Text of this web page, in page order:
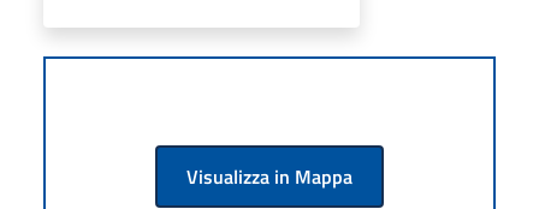
Visualizza in Mappa